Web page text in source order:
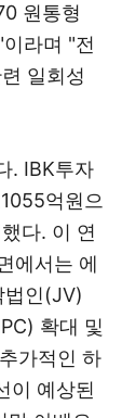
원통형
라며 "전
일회성
. IBK투자
억원으
다. 이 연
에서는 에
법인(JV)
확대 및
가적인 하
이 예상된